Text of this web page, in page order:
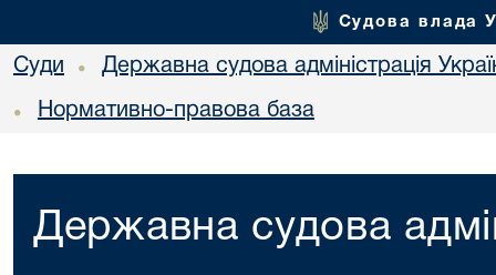
Судова влада
Суди • Державна судова адміністрація
• Нормативно-правова база
Державна судова